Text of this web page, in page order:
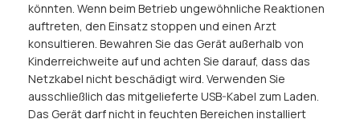
könnten. Wenn beim Betrieb ungewöhnliche Reaktionen
auftreten, den Einsatz stoppen und einen Arzt
konsultieren. Bewahren Sie das Gerät außerhalb von
Kinderreichweite auf und achten Sie darauf, dass das
Netzkabel nicht beschädigt wird. Verwenden Sie
ausschließlich das mitgelieferte USB-Kabel zum Laden.
Das Gerät darf nicht in feuchten Bereichen installiert